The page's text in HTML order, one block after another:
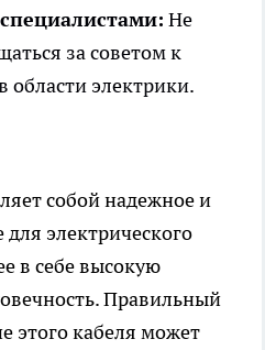
Не
за советом к
области электрики.
собой надежное и
электрического
в себе высокую
Правильный
этого кабеля может